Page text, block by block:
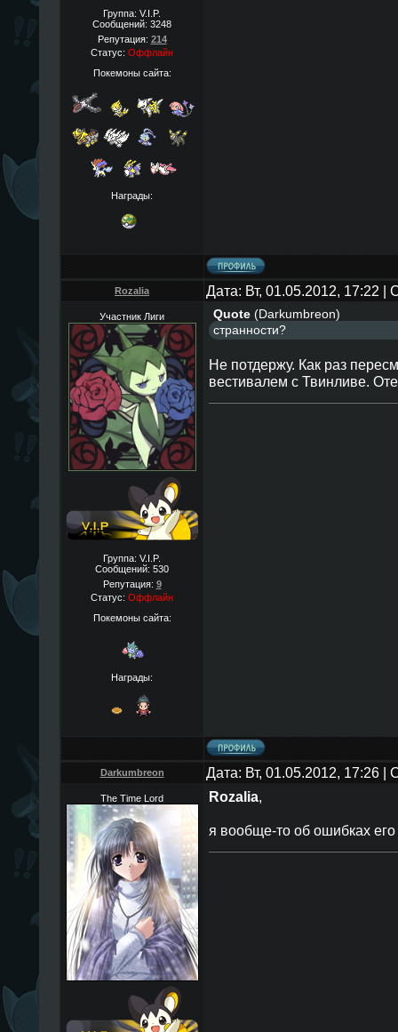
Группа: V.I.P.
Сообщений: 3248
Репутация: 214
Статус: Оффлайн
Покемоны сайта:
Награды:
Rozalia Дата: Вт, 01.05.2012, 17:22
Участник Лиги
Группа: V.I.P.
Сообщений: 530
Репутация: 9
Статус: Оффлайн
Покемоны сайта:
Награды:
Quote(Darkumbreon)
странности?
Не потдержу. Как раз
вестивалем с Твинливе.
Darkumbreon Дата: Вт, 01.05.2012, 17:26
The Time Lord Rozalia,
я вообще-то об ошибках его